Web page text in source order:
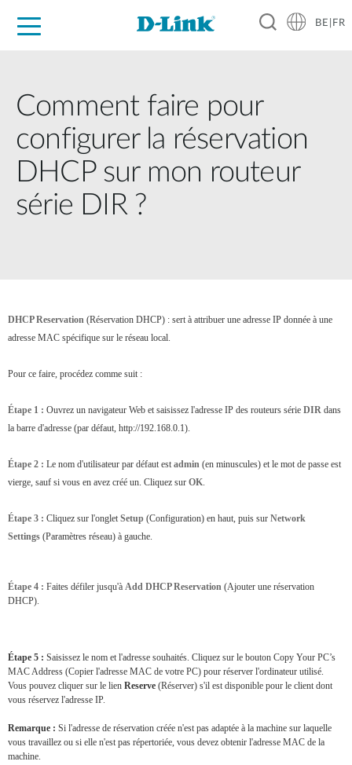
BE|FR
Comment faire pour
configurer la réservation
DHCP sur mon routeur
série DIR ?
DHCP Reservation (Réservation DHCP) : sert à attribuer une adresse IP donnée à une
adresse MAC spécifique sur le réseau local.
Pour ce faire, procédez comme suit :
Étape 1 : Ouvrez un navigateur Web et saisissez l'adresse IP des routeurs série DIR dans
la barre d'adresse (par défaut, http://192.168.0.1).
Étape 2 : Le nom d'utilisateur par défaut est admin (en minuscules) et le mot de passe est
vierge, sauf si vous en avez créé un. Cliquez sur OK.
Étape 3 : Cliquez sur l'onglet Setup (Configuration) en haut, puis sur Network
Settings (Paramètres réseau) à gauche.
Étape 4 : Faites défiler jusqu'à Add DHCP Reservation (Ajouter une réservation
DHCP).
Étape 5 : Saisissez le nom et l'adresse souhaités. Cliquez sur le bouton Copy Your PC’s
MAC Address (Copier l'adresse MAC de votre PC) pour réserver l'ordinateur utilisé.
Vous pouvez cliquer sur le lien Reserve (Réserver) s'il est disponible pour le client dont
vous réservez l'adresse IP.
Remarque : Si l'adresse de réservation créée n'est pas adaptée à la machine sur laquelle
vous travaillez ou si elle n'est pas répertoriée, vous devez obtenir l'adresse MAC de la
machine.